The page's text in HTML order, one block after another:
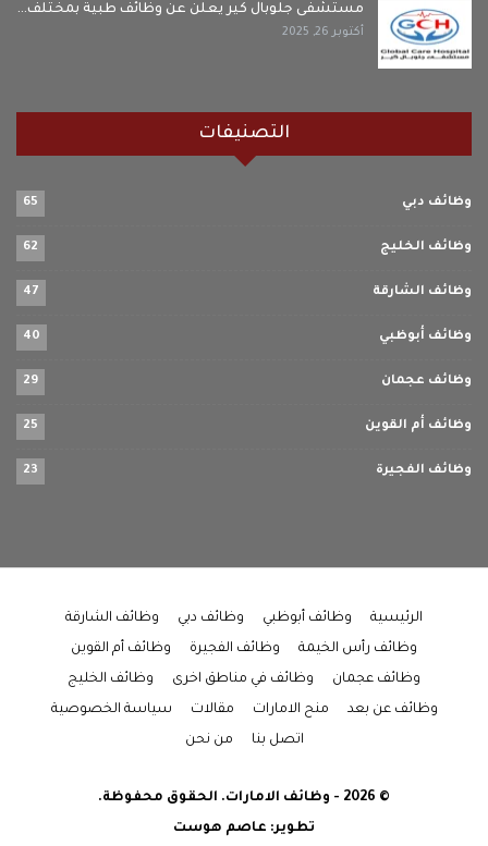
مستشفى جلوبال كير يعلن عن وظائف طبية بمختلف…
أكتوبر 26, 2025
التصنيفات
وظائف دبي 65
وظائف الخليج 62
وظائف الشارقة 47
وظائف أبوظبي 40
وظائف عجمان 29
وظائف أم القوين 25
وظائف الفجيرة 23
الرئيسية وظائف أبوظبي وظائف دبي
وظائف الشارقة
وظائف رأس الخيمة
وظائف الفجيرة
وظائف أم القوين
وظائف عجمان
وظائف في مناطق اخرى
وظائف الخليج
وظائف عن بعد
منح الامارات مقالات
سياسة الخصوصية
اتصل بنا
من نحن
© 2026 - وظائف الامارات. الحقوق محفوظة.
تطوير: عاصم هوست